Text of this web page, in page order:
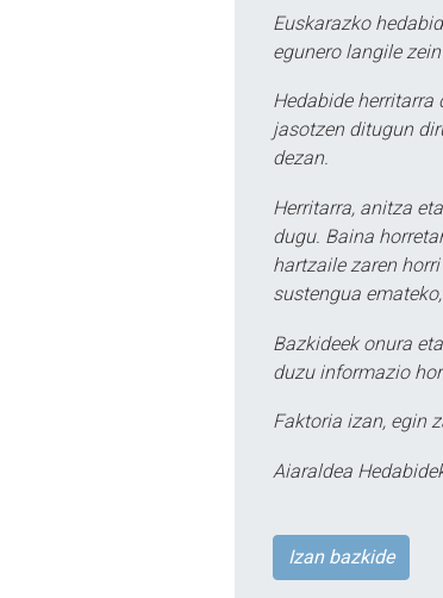
Euskarazko
egunero langile
Hedabide herritarra
jasotzen ditugun
dezan.
Herritarra, anitza
dugu. Baina
hartzaile zaren
sustengua
Bazkideek onura
duzu informazio
Faktoria izan, egin
Aiaraldea
Izan bazkide